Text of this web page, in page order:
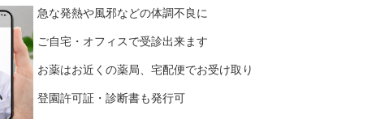
急な発熱や風邪などの体調不良に
ご自宅・オフィスで受診出来ます
お薬はお近くの薬局、宅配便でお受け取り
登園許可証・診断書も発行可